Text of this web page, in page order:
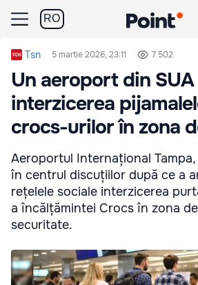
RO
Tsn 5 martie 2026, 23:11 7 502
Un aeroport din
interzicerea
crocs-urilor în zona
Aeroportul Internațional
în centrul discuțiilor după ce a
rețelele sociale interzicerea
a încălțămintei Crocs în zona
securitate.